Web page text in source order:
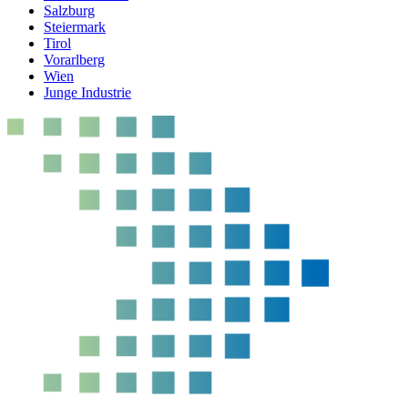
Salzburg
Steiermark
Tirol
Vorarlberg
Wien
Junge Industrie